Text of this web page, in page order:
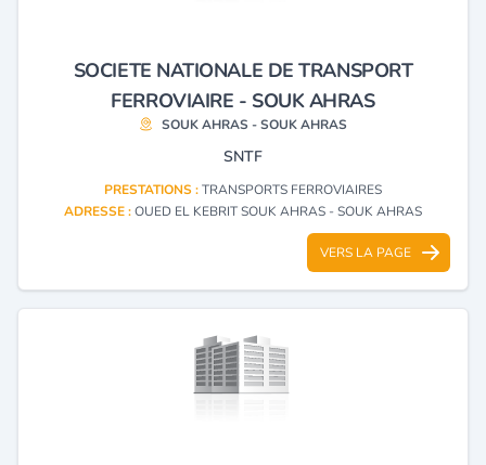
SOCIETE NATIONALE DE TRANSPORT
FERROVIAIRE - SOUK AHRAS
SOUK AHRAS - SOUK AHRAS
SNTF
PRESTATIONS :TRANSPORTS FERROVIAIRES
ADRESSE :OUED EL KEBRIT SOUK AHRAS - SOUK AHRAS
VERS LA PAGE